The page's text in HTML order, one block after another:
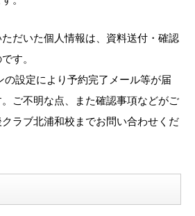
だいた個人情報は、資料送付・確認
す。
設定により予約完了メール等が届
ご不明な点、また確認事項などがご
ラブ北浦和校までお問い合わせくだ